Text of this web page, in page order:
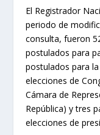
El Registrador
periodo de
consulta, fueron
postulados para
postulados para
elecciones de
Cámara de
República) y tres
elecciones de